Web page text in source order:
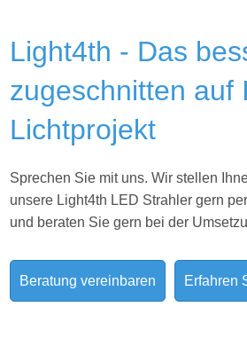
Light4th - Das
zugeschnitten auf
Lichtprojekt
Sprechen Sie mit uns. Wir stellen
unsere Light4th LED Strahler gern
und beraten Sie gern bei der
Beratung vereinbaren Erfahren